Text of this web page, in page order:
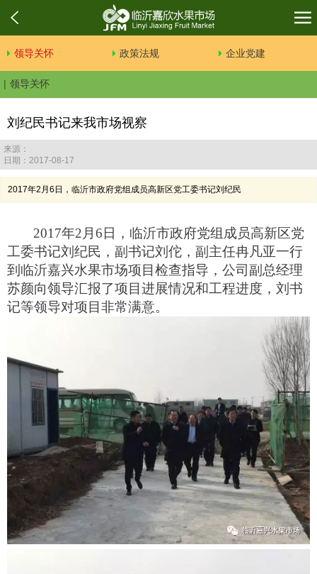
领导关怀 政策法规 企业党建
领导关怀
刘纪民书记来我市场视察
来源：
日期：2017-08-17
2017年2月6日，临沂市政府党组成员高新区党工委书记刘纪民
2017年2月6日，临沂市政府党组成员高新区党
工委书记刘纪民，副书记刘佗，副主任冉凡亚一行
到临沂嘉兴水果市场项目检查指导，公司副总经理
苏颜向领导汇报了项目进展情况和工程进度，刘书
记等领导对项目非常满意。